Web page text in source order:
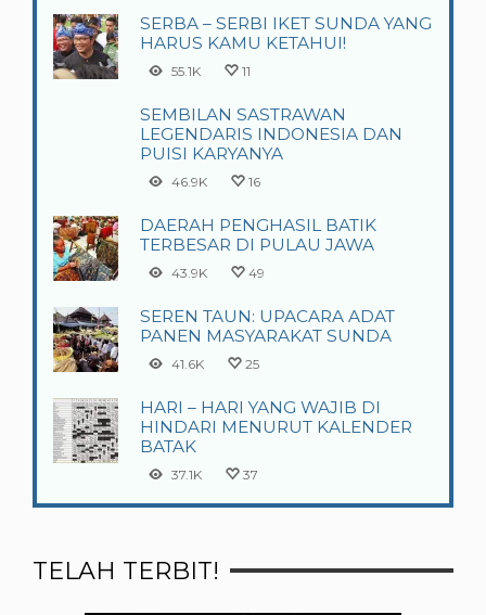
SERBA – SERBI IKET SUNDA YANG
HARUS KAMU KETAHUI!
55.1K 11
SEMBILAN SASTRAWAN
LEGENDARIS INDONESIA DAN
PUISI KARYANYA
46.9K 16
DAERAH PENGHASIL BATIK
TERBESAR DI PULAU JAWA
43.9K 49
SEREN TAUN: UPACARA ADAT
PANEN MASYARAKAT SUNDA
41.6K 25
HARI – HARI YANG WAJIB DI
HINDARI MENURUT KALENDER
BATAK
37.1K 37
TELAH TERBIT!